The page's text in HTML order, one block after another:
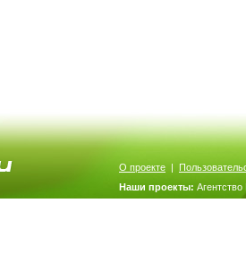
О проекте |
Наши проекты: